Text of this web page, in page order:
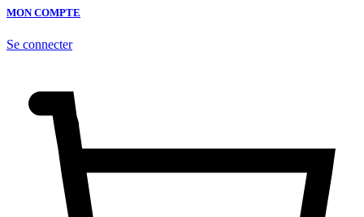
MON COMPTE
Se connecter